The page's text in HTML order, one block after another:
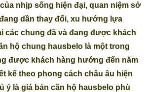
nhịp sống hiện đại, quan niệm sở
dần thay đổi, xu hướng lựa
các chung đã và đang được khách
hộ chung hausbelo là một trong
được khách hàng hướng đến năm
kế theo phong cách châu âu hiện
ý là giá bán căn hộ hausbelo phù